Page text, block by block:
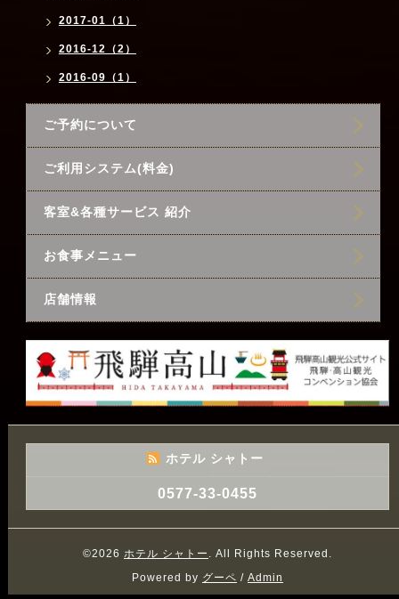
2017-01（1）
2016-12（2）
2016-09（1）
ご予約について
ご利用システム(料金)
客室&各種サービス 紹介
お食事メニュー
店舗情報
ホテル シャトー
0577-33-0455
©2026 ホテル シャトー . All Rights Reserved.
Powered by グーペ / Admin